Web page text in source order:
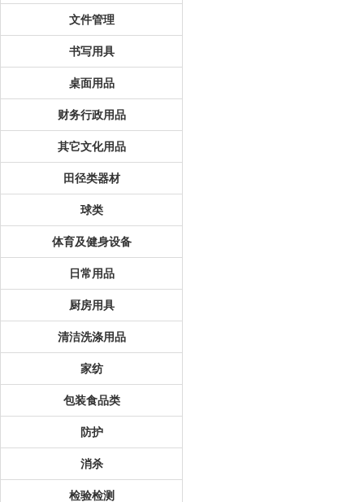
文件管理
书写用具
桌面用品
财务行政用品
其它文化用品
田径类器材
球类
体育及健身设备
日常用品
厨房用具
清洁洗涤用品
家纺
包装食品类
防护
消杀
检验检测